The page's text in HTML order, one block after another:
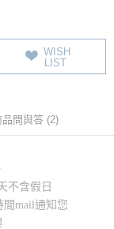
WISH
LIST
品問與答 (2)
不含假日
mail通知您